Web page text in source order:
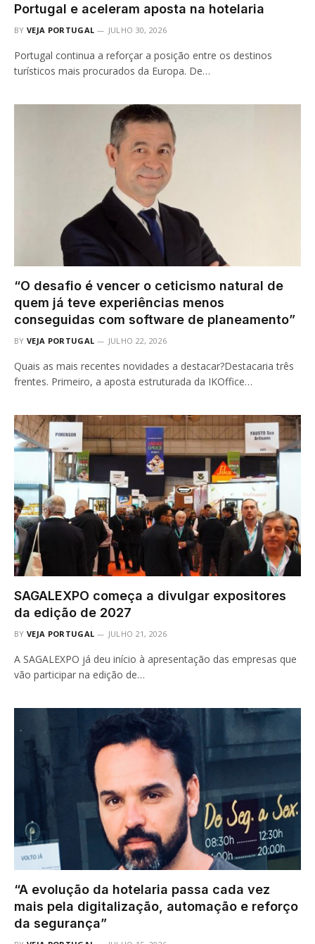
Portugal e aceleram aposta na hotelaria
BY VEJA PORTUGAL JULHO 30, 2026
Portugal continua a reforçar a posição entre os destinos
turísticos mais procurados da Europa. De…
“O desafio é vencer o ceticismo natural de
quem já teve experiências menos
conseguidas com software de planeamento”
BY VEJA PORTUGAL JULHO 22, 2026
Quais as mais recentes novidades a destacar?Destacaria três
frentes. Primeiro, a aposta estruturada da IKOffice…
SAGALEXPO começa a divulgar expositores
da edição de 2027
BY VEJA PORTUGAL JULHO 21, 2026
A SAGALEXPO já deu início à apresentação das empresas que
vão participar na edição de…
“A evolução da hotelaria passa cada vez
mais pela digitalização, automação e reforço
da segurança”